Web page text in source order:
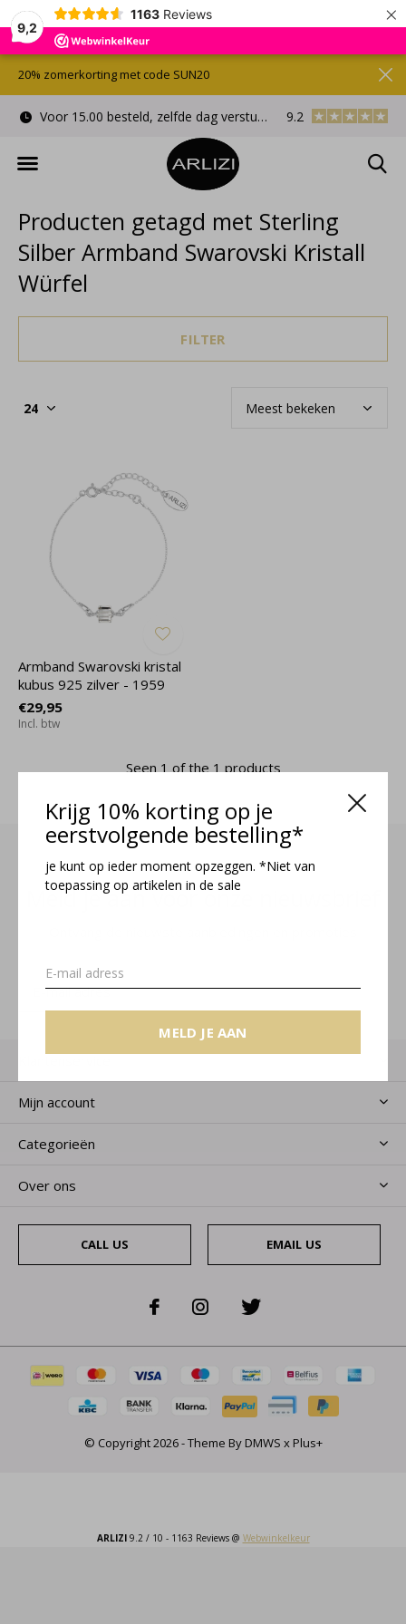
9,2
1163 Reviews ×
Krijg 10% korting op je
eerstvolgende bestelling*
je kunt op ieder moment opzeggen. *Niet van
toepassing op artikelen in de sale
MELD JE AAN
Voor 15.00 besteld, zelfde dag verstuurd Gratis
9.2
20% zomerkorting met code SUN20
Producten getagd met Sterling
Silber Armband Swarovski Kristall
Würfel
FILTER
Armband Swarovski kristal
kubus 925 zilver - 1959
€29,95
Incl. btw
Seen 1 of the 1 products
Meld je aan voor onze nieuwsbrief
MELD JE AAN
Klantenservice
Mijn account
Categorieën
Over ons
CALL US EMAIL US
© Copyright2026- Theme ByDMWS x Plus+
ARLIZI9.2 / 10 - 1163 Reviews @ Webwinkelkeur